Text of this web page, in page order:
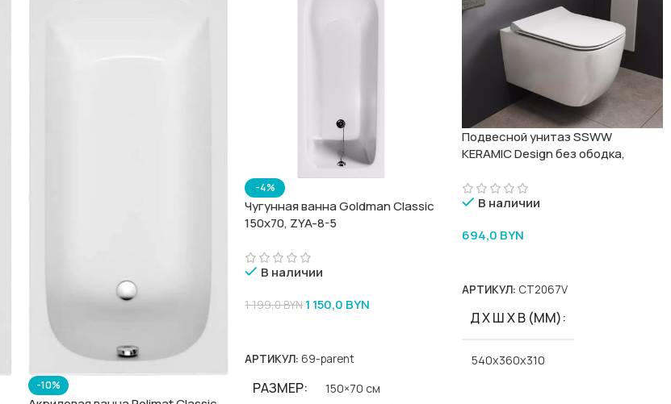
-10%
-4%
Чугунная ванна Goldman Classic
150х70, ZYA-8-5
В наличии
1 199,0BYN 1 150,0 BYN
АРТИКУЛ: 69-parent
РАЗМЕР 150×70 см
Подвесной унитаз SSWW
KERAMIC Design без ободка,
В наличии
694,0 BYN
АРТИКУЛ: CT2067V
Д Х Ш Х В (ММ)
540x360x310